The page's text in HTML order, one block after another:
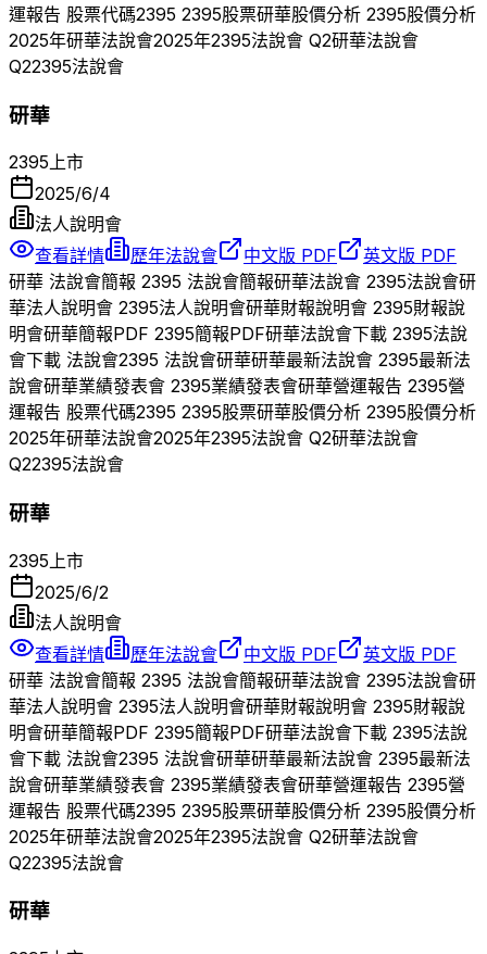
運報告 股票代碼2395 2395股票研華股價分析 2395股價分析
2025年研華法說會2025年2395法說會 Q2研華法說會
Q22395法說會
研華
2395上市
2025/6/4
法人說明會
查看詳情
歷年法說會 中文版 PDF
英文版 PDF
研華 法說會簡報 2395 法說會簡報研華法說會 2395法說會研
華法人說明會 2395法人說明會研華財報說明會 2395財報說
明會研華簡報PDF 2395簡報PDF研華法說會下載 2395法說
會下載 法說會2395 法說會研華研華最新法說會 2395最新法
說會研華業績發表會 2395業績發表會研華營運報告 2395營
運報告 股票代碼2395 2395股票研華股價分析 2395股價分析
2025年研華法說會2025年2395法說會 Q2研華法說會
Q22395法說會
研華
2395 上市
2025/6/2
法人說明會
查看詳情
歷年法說會 中文版 PDF
英文版 PDF
研華 法說會簡報 2395 法說會簡報研華法說會 2395法說會研
華法人說明會 2395法人說明會研華財報說明會 2395財報說
明會研華簡報PDF 2395簡報PDF研華法說會下載 2395法說
會下載 法說會2395 法說會研華研華最新法說會 2395最新法
說會研華業績發表會 2395業績發表會研華營運報告 2395營
運報告 股票代碼2395 2395股票研華股價分析 2395股價分析
2025年研華法說會2025年2395法說會 Q2研華法說會
Q22395法說會
研華